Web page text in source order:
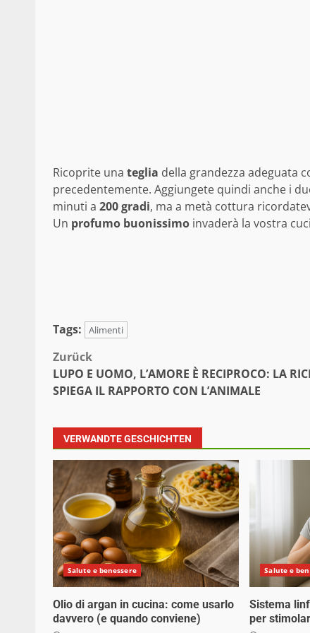
Ricoprite una teglia della grandezza adeguata
precedentemente. Aggiungete quindi anche i
minuti a 200 gradi, ma a metà cottura
Un profumo buonissimo invaderà la vostra
Tags: Alimenti
Beitragsnavigation
Zurück
LUPO E UOMO, L’AMORE È RECIPROCO: LA
SPIEGA IL RAPPORTO CON L’ANIMALE
VERWANDTE GESCHICHTEN
Salute e benessere
Olio di argan in cucina: come usarlo
davvero (e quando conviene)
Salute e
Sistema
per